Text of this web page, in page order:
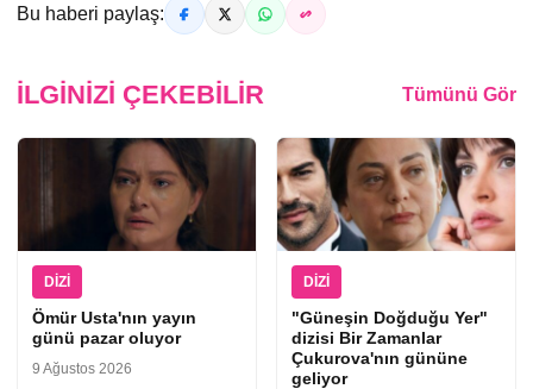
Bu haberi paylaş:
İLGINIZI ÇEKEBILIR Tümünü Gör
DIZI
Ömür Usta'nın yayın
günü pazar oluyor
9 Ağustos 2026
DIZI
"Güneşin Doğduğu Yer"
dizisi Bir Zamanlar
Çukurova'nın gününe
geliyor